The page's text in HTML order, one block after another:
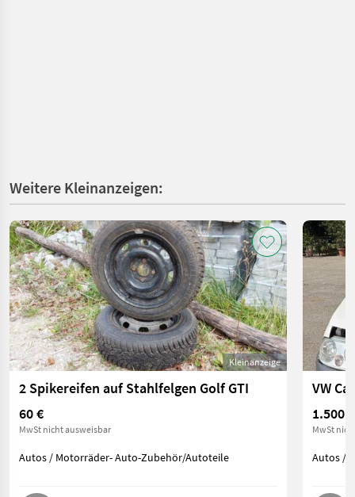
Weitere Kleinanzeigen:
Kleinanzeige
2 Spikereifen auf Stahlfelgen Golf GTI
60 €
MwSt nicht ausweisbar
Autos / Motorräder- Auto-Zubehör/Autoteile
VW
1.500 €
MwSt
Autos /